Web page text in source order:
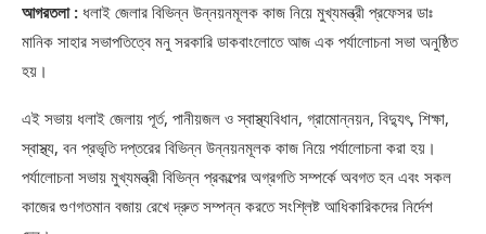
আগরতলা : ধলাই জেলার বিভিন্ন উন্নয়নমূলক কাজ নিয়ে মুখ্যমন্ত্রী প্রফেসর ডাঃ
মানিক সাহার সভাপতিত্বে মনু সরকারি ডাকবাংলোতে আজ এক পর্যালোচনা সভা অনুষ্ঠিত
হয়।
এই সভায় ধলাই জেলায় পূর্ত, পানীয়জল ও স্বাস্থ্যবিধান, গ্রামোন্নয়ন, বিদ্যুৎ, শিক্ষা,
স্বাস্থ্য, বন প্রভৃতি দপ্তরের বিভিন্ন উন্নয়নমূলক কাজ নিয়ে পর্যালোচনা করা হয়।
পর্যালোচনা সভায় মুখ্যমন্ত্রী বিভিন্ন প্রকল্পের অগ্রগতি সম্পর্কে অবগত হন এবং সকল
কাজের গুণগতমান বজায় রেখে দ্রুত সম্পন্ন করতে সংশ্লিষ্ট আধিকারিকদের নির্দেশ